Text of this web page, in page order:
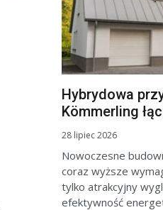
Hybrydowa
Kömmerling
28 lipiec 2026
Nowoczesne
coraz wyższe
tylko atrakcyjny
efektywność